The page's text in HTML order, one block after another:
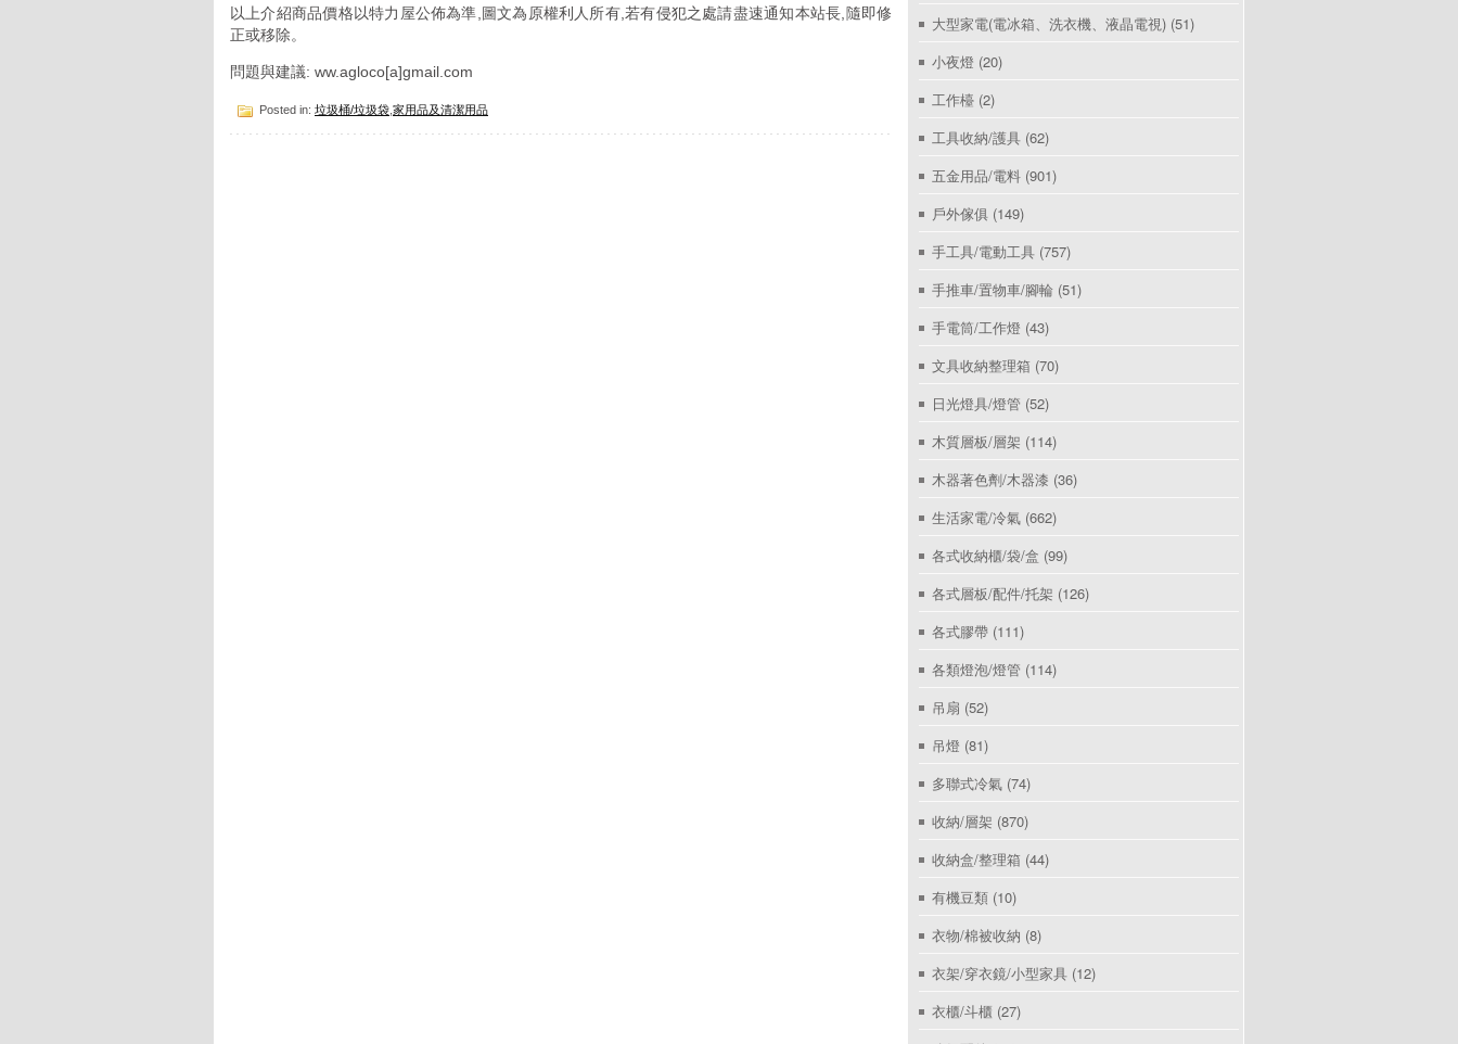
以上介紹商品價格以特力屋公佈為準,圖文為原權利人所有,若有侵犯之處請盡速通知本站長,隨即修
正或移除。
問題與建議: ww.agloco[a]gmail.com
Posted in: 垃圾桶/垃圾袋 家用品及清潔用品
大型家電(電冰箱、洗衣機、液晶電視) (51)
小夜燈 (20)
工作檯 (2)
工具收納/護具 (62)
五金用品/電料 (901)
戶外傢俱 (149)
手工具/電動工具 (757)
手推車/置物車/腳輪 (51)
手電筒/工作燈 (43)
文具收納整理箱 (70)
日光燈具/燈管 (52)
木質層板/層架 (114)
木器著色劑/木器漆 (36)
生活家電/冷氣 (662)
各式收納櫃/袋/盒 (99)
各式層板/配件/托架 (126)
各式膠帶 (111)
各類燈泡/燈管 (114)
吊扇 (52)
吊燈 (81)
多聯式冷氣 (74)
收納/層架 (870)
收納盒/整理箱 (44)
有機豆類 (10)
衣物/棉被收納 (8)
衣架/穿衣鏡/小型家具 (12)
衣櫃/斗櫃 (27)